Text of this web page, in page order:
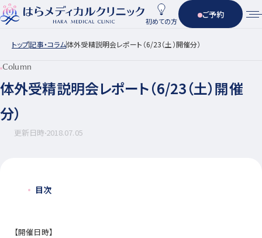
初めての方
ご予約
トップ記事・コラム体外受精説明会レポート（6/23（土）開催分）
Column
体外受精説明会レポート（6/23（土）開催
分）
更新日時2018.07.05
目次
【開催日時】